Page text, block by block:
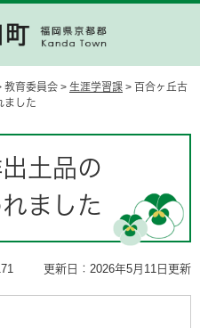
教育委員会 > 生涯学習課 > 百合ヶ丘古
ました
土品の
ました
更新日：2026年5月11日更新